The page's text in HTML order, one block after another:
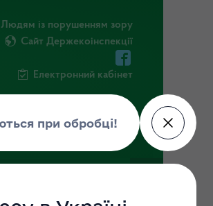
Людям із порушенням зору
Сайт Держекоінспекції
Електронний кабінет